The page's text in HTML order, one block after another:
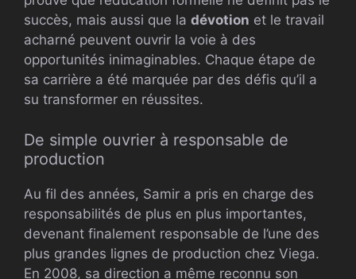
succès, mais aussi que la dévotion et le travail
acharné peuvent ouvrir la voie à des
opportunités inimaginables. Chaque étape de
sa carrière a été marquée par des défis qu’il a
su transformer en réussites.
De simple ouvrier à responsable de
production
Au fil des années, Samir a pris en charge des
responsabilités de plus en plus importantes,
devenant finalement responsable de l’une des
plus grandes lignes de production chez Viega.
En 2008, sa direction a même reconnu son